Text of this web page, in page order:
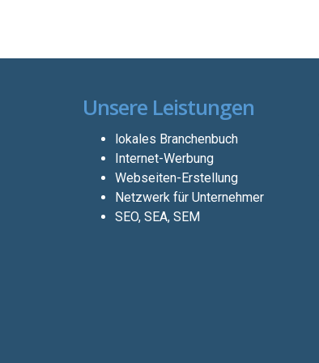
Unsere Leistungen
lokales Branchenbuch
Internet-Werbung
Webseiten-Erstellung
Netzwerk für Unternehmer
SEO, SEA, SEM